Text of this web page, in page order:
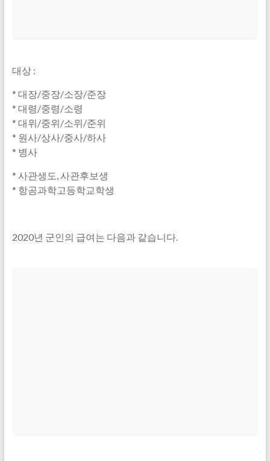
대상 :
* 대장/중장/소장/준장
* 대령/중령/소령
* 대위/중위/소위/준위
* 원사/상사/중사/하사
* 병사
* 사관생도, 사관후보생
* 항공과학고등학교학생
2020년 군인의 급여는 다음과 같습니다.